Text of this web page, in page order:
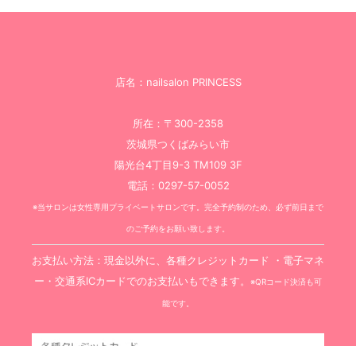
店名：nailsalon PRINCESS
所在：〒300-2358
茨城県つくばみらい市
陽光台4丁目9-3 TM109 3F
電話：0297-57-0052
※当サロンは女性専用プライベートサロンです。完全予約制のため、必ず前日まで
のご予約をお願い致します。
お支払い方法：現金以外に、各種クレジットカード ・電子マネ
ー・交通系ICカードでのお支払いもできます。
※QRコード決済も可
能です。